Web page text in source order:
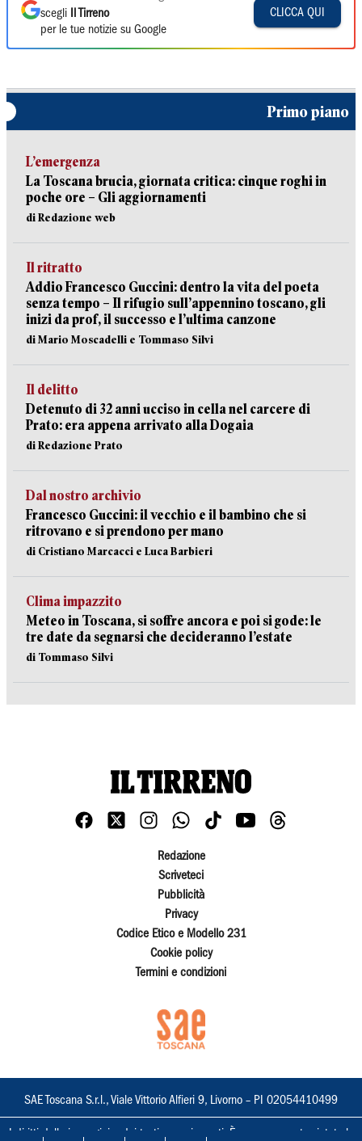
scegli
Il Tirreno
per le tue notizie su Google
CLICCA QUI
Primo piano
L’emergenza
La Toscana brucia, giornata critica: cinque roghi in
poche ore – Gli aggiornamenti
di Redazione web
Il ritratto
Addio Francesco Guccini: dentro la vita del poeta
senza tempo – Il rifugio sull’appennino toscano, gli
inizi da prof, il successo e l’ultima canzone
di Mario Moscadelli e Tommaso Silvi
Il delitto
Detenuto di 32 anni ucciso in cella nel carcere di
Prato: era appena arrivato alla Dogaia
di Redazione Prato
Dal nostro archivio
Francesco Guccini: il vecchio e il bambino che si
ritrovano e si prendono per mano
di Cristiano Marcacci e Luca Barbieri
Clima impazzito
Meteo in Toscana, si soffre ancora e poi si gode: le
tre date da segnarsi che decideranno l’estate
di Tommaso Silvi
Redazione
Scriveteci
Pubblicità
Privacy
Codice Etico e Modello 231
Cookie policy
Termini e condizioni
SAE Toscana S.r.l., Viale Vittorio Alfieri 9, Livorno – PI 02054410499
I diritti delle immagini e dei testi sono riservati. È espressamente vietata la